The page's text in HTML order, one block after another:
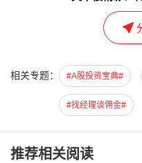
相关专题： #A股投资宝典#
#找经理谈佣金#
推荐相关阅读